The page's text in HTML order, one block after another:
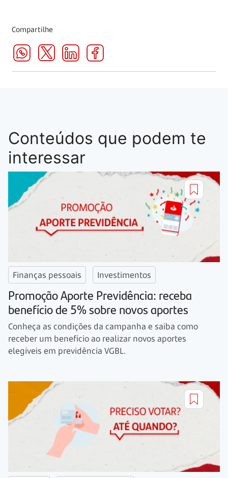
Compartilhe
Conteúdos que podem te
interessar
Finanças pessoais Investimentos
Promoção Aporte Previdência: receba
benefício de 5% sobre novos aportes
Conheça as condições da campanha e saiba como
receber um benefício ao realizar novos aportes
elegíveis em previdência VGBL.